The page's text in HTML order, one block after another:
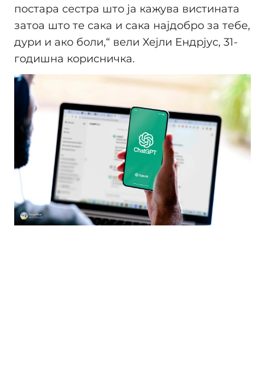
постара сестра што ја кажува вистината
затоа што те сака и сака најдобро за тебе,
дури и ако боли,“ вели Хејли Ендрјус, 31-
годишна корисничка.